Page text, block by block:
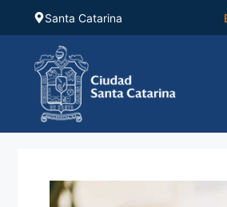
Saltar
contenido
Santa Catarina